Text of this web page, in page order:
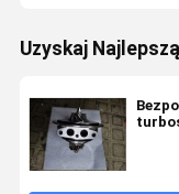
Uzyskaj